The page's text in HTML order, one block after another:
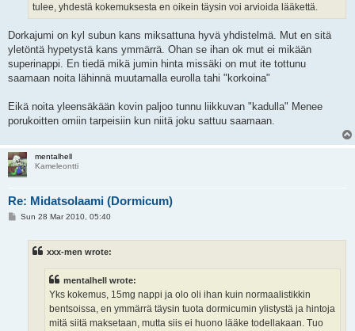
tulee, yhdestä kokemuksesta en oikein täysin voi arvioida lääkettä.
Dorkajumi on kyl subun kans miksattuna hyvä yhdistelmä. Mut en sitä
yletöntä hypetystä kans ymmärrä. Ohan se ihan ok mut ei mikään
superinappi. En tiedä mikä jumin hinta missäki on mut ite tottunu
saamaan noita lähinnä muutamalla eurolla tahi "korkoina"
Eikä noita yleensäkään kovin paljoo tunnu liikkuvan "kadulla" Menee
porukoitten omiin tarpeisiin kun niitä joku sattuu saamaan.
mentalhell
Kameleontti
Re: Midatsolaami (Dormicum)
PSun 28 Mar 2010, 05:40
xxx-men wrote:
mentalhell wrote:
Yks kokemus, 15mg nappi ja olo oli ihan kuin normaalistikkin
bentsoissa, en ymmärrä täysin tuota dormicumin ylistystä ja hintoja
mitä siitä maksetaan, mutta siis ei huono lääke todellakaan. Tuo